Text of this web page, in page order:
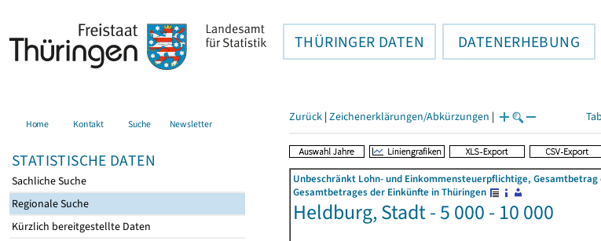
THÜRINGER DATEN DATENERHEBUNG
Home Kontakt Suche Newsletter
STATISTISCHE DATEN
Sachliche Suche
Regionale Suche
Kürzlich bereitgestellte Daten
Zurück | Zeichenerklärungen/Abkürzungen |
Unbeschränkt Lohn- und Einkommensteuerpflichtige,
Gesamtbetrages der Einkünfte in Thüringen
Heldburg, Stadt - 5 000 - 10 000